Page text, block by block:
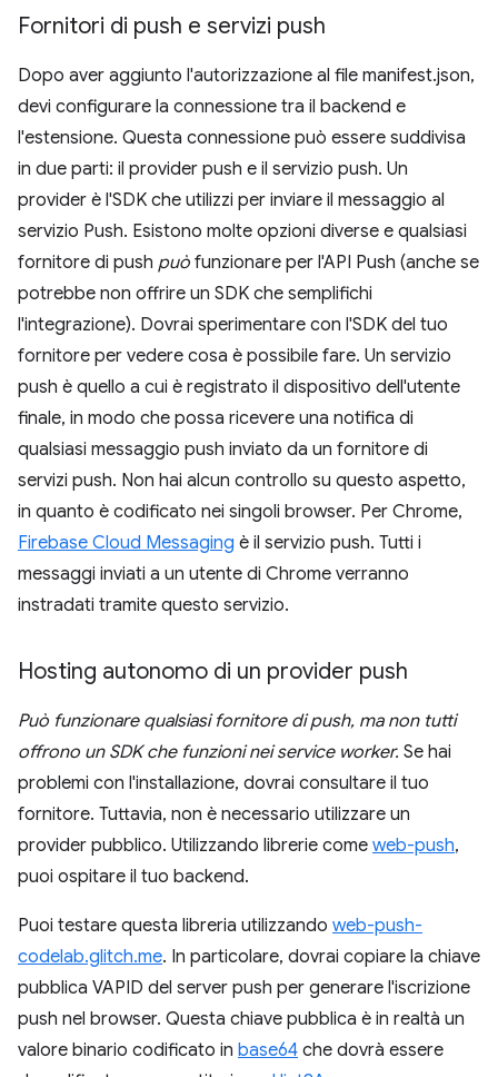
Fornitori di push e servizi push
Dopo aver aggiunto l'autorizzazione al file manifest.json,
devi configurare la connessione tra il backend e
l'estensione. Questa connessione può essere suddivisa
in due parti: il provider push e il servizio push. Un
provider è l'SDK che utilizzi per inviare il messaggio al
servizio Push. Esistono molte opzioni diverse e qualsiasi
fornitore di push può funzionare per l'API Push (anche se
potrebbe non offrire un SDK che semplifichi
l'integrazione). Dovrai sperimentare con l'SDK del tuo
fornitore per vedere cosa è possibile fare. Un servizio
push è quello a cui è registrato il dispositivo dell'utente
finale, in modo che possa ricevere una notifica di
qualsiasi messaggio push inviato da un fornitore di
servizi push. Non hai alcun controllo su questo aspetto,
in quanto è codificato nei singoli browser. Per Chrome,
Firebase Cloud Messaging è il servizio push. Tutti i
messaggi inviati a un utente di Chrome verranno
instradati tramite questo servizio.
Hosting autonomo di un provider push
Può funzionare qualsiasi fornitore di push, ma non tutti
offrono un SDK che funzioni nei service worker. Se hai
problemi con l'installazione, dovrai consultare il tuo
fornitore. Tuttavia, non è necessario utilizzare un
provider pubblico. Utilizzando librerie come web-push,
puoi ospitare il tuo backend.
Puoi testare questa libreria utilizzando web-push-
codelab.glitch.me. In particolare, dovrai copiare la chiave
pubblica VAPID del server push per generare l'iscrizione
push nel browser. Questa chiave pubblica è in realtà un
valore binario codificato in base64 che dovrà essere